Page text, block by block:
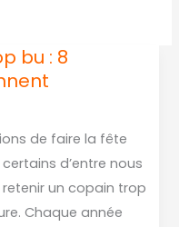
bu : 8
de faire la fête
d’entre nous
un copain trop
Chaque année